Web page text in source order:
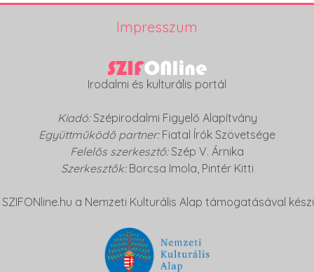
Impresszum
Irodalmi és kulturális portál
Kiadó:Szépirodalmi Figyelő Alapítvány
Együttműködő partner:Fiatal Írók Szövetsége
Felelős szerkesztő:Szép V. Árnika
Szerkesztők: Borcsa Imola, Pintér Kitti
SZIFONline.hu a Nemzeti Kulturális Alap támogatásával